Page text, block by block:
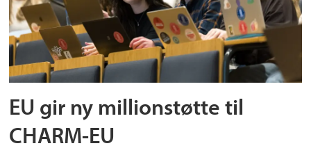
EU gir ny millionstøtte til
CHARM-EU